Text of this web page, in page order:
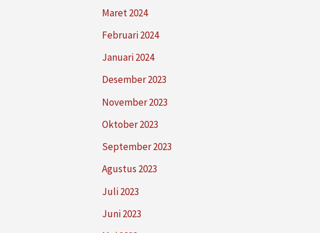
Maret 2024
Februari 2024
Januari 2024
Desember 2023
November 2023
Oktober 2023
September 2023
Agustus 2023
Juli 2023
Juni 2023